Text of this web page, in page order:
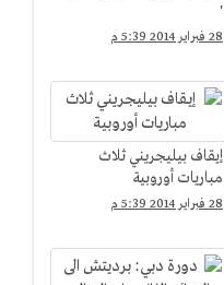
'
28 فبراير 2014 5:39 م
إيقاف بيليجريني ثلاث
مباريات أوروبية
28 فبراير 2014 5:39 م